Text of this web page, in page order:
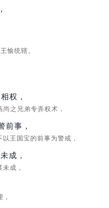
愉统辖。
权，
尚之兄弟专弄权术，
前事，
以王国宝的前事为警戒，
成，
未成，
，